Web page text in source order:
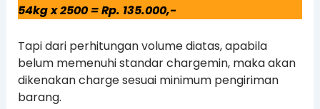
54kg x 2500 = Rp. 135.000,-
Tapi dari perhitungan volume diatas, apabila
belum memenuhi standar chargemin, maka akan
dikenakan charge sesuai minimum pengiriman
barang.